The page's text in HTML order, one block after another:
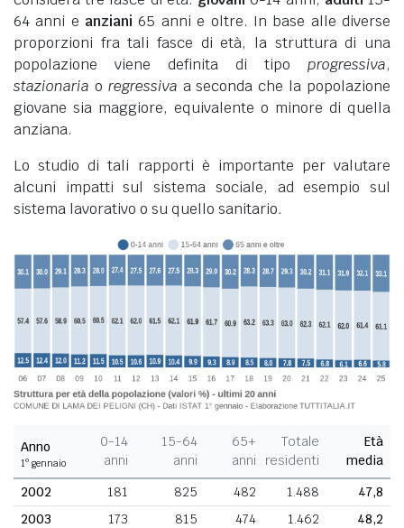
64 anni e anziani 65 anni e oltre. In base alle diverse
proporzioni fra tali fasce di età, la struttura di una
popolazione viene definita di tipo progressiva,
stazionaria o regressiva a seconda che la popolazione
giovane sia maggiore, equivalente o minore di quella
anziana.
Lo studio di tali rapporti è importante per valutare
alcuni impatti sul sistema sociale, ad esempio sul
sistema lavorativo o su quello sanitario.
Anno
1° gennaio
0-14
anni
15-64
anni
65+
anni
Totale
residenti
Età
media
2002
181 825 482 1.488
47,8
2003
173 815 474 1.462
48,2